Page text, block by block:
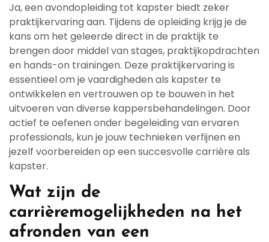
Ja, een avondopleiding tot kapster biedt zeker
praktijkervaring aan. Tijdens de opleiding krijg je de
kans om het geleerde direct in de praktijk te
brengen door middel van stages, praktijkopdrachten
en hands-on trainingen. Deze praktijkervaring is
essentieel om je vaardigheden als kapster te
ontwikkelen en vertrouwen op te bouwen in het
uitvoeren van diverse kappersbehandelingen. Door
actief te oefenen onder begeleiding van ervaren
professionals, kun je jouw technieken verfijnen en
jezelf voorbereiden op een succesvolle carrière als
kapster.
Wat zijn de
carrièremogelijkheden na het
afronden van een